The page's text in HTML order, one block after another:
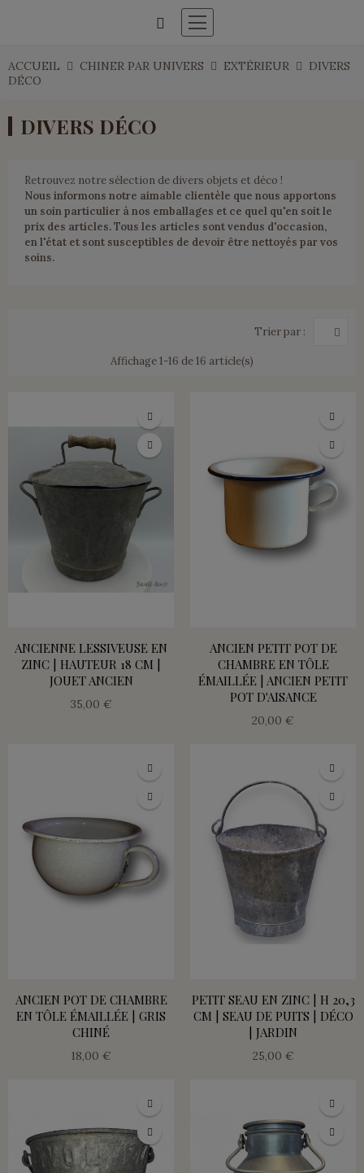
ACCUEIL CHINER PAR UNIVERS EXTÉRIEUR
DIVERS
DÉCO
DIVERS DÉCO
Retrouvez notre sélection de divers objets et déco !
Nous informons notre aimable clientèle que nous apportons
un soin particulier à nos emballages et ce quel qu'en soit le
prix des articles. Tous les articles sont vendus d'occasion,
en l'état et sont susceptibles de devoir être nettoyés par vos
soins.
Trier par :
Affichage 1-16 de 16 article(s)
ANCIENNE LESSIVEUSE EN
ZINC | HAUTEUR 18 CM |
JOUET ANCIEN
35,00 €
ANCIEN PETIT POT DE
CHAMBRE EN TÔLE
ÉMAILLÉE | ANCIEN PETIT
POT D'AISANCE
20,00 €
ANCIEN POT DE CHAMBRE
EN TÔLE ÉMAILLÉE | GRIS
CHINÉ
18,00 €
PETIT SEAU EN ZINC | H 20,3
CM | SEAU DE PUITS | DÉCO
| JARDIN
25,00 €